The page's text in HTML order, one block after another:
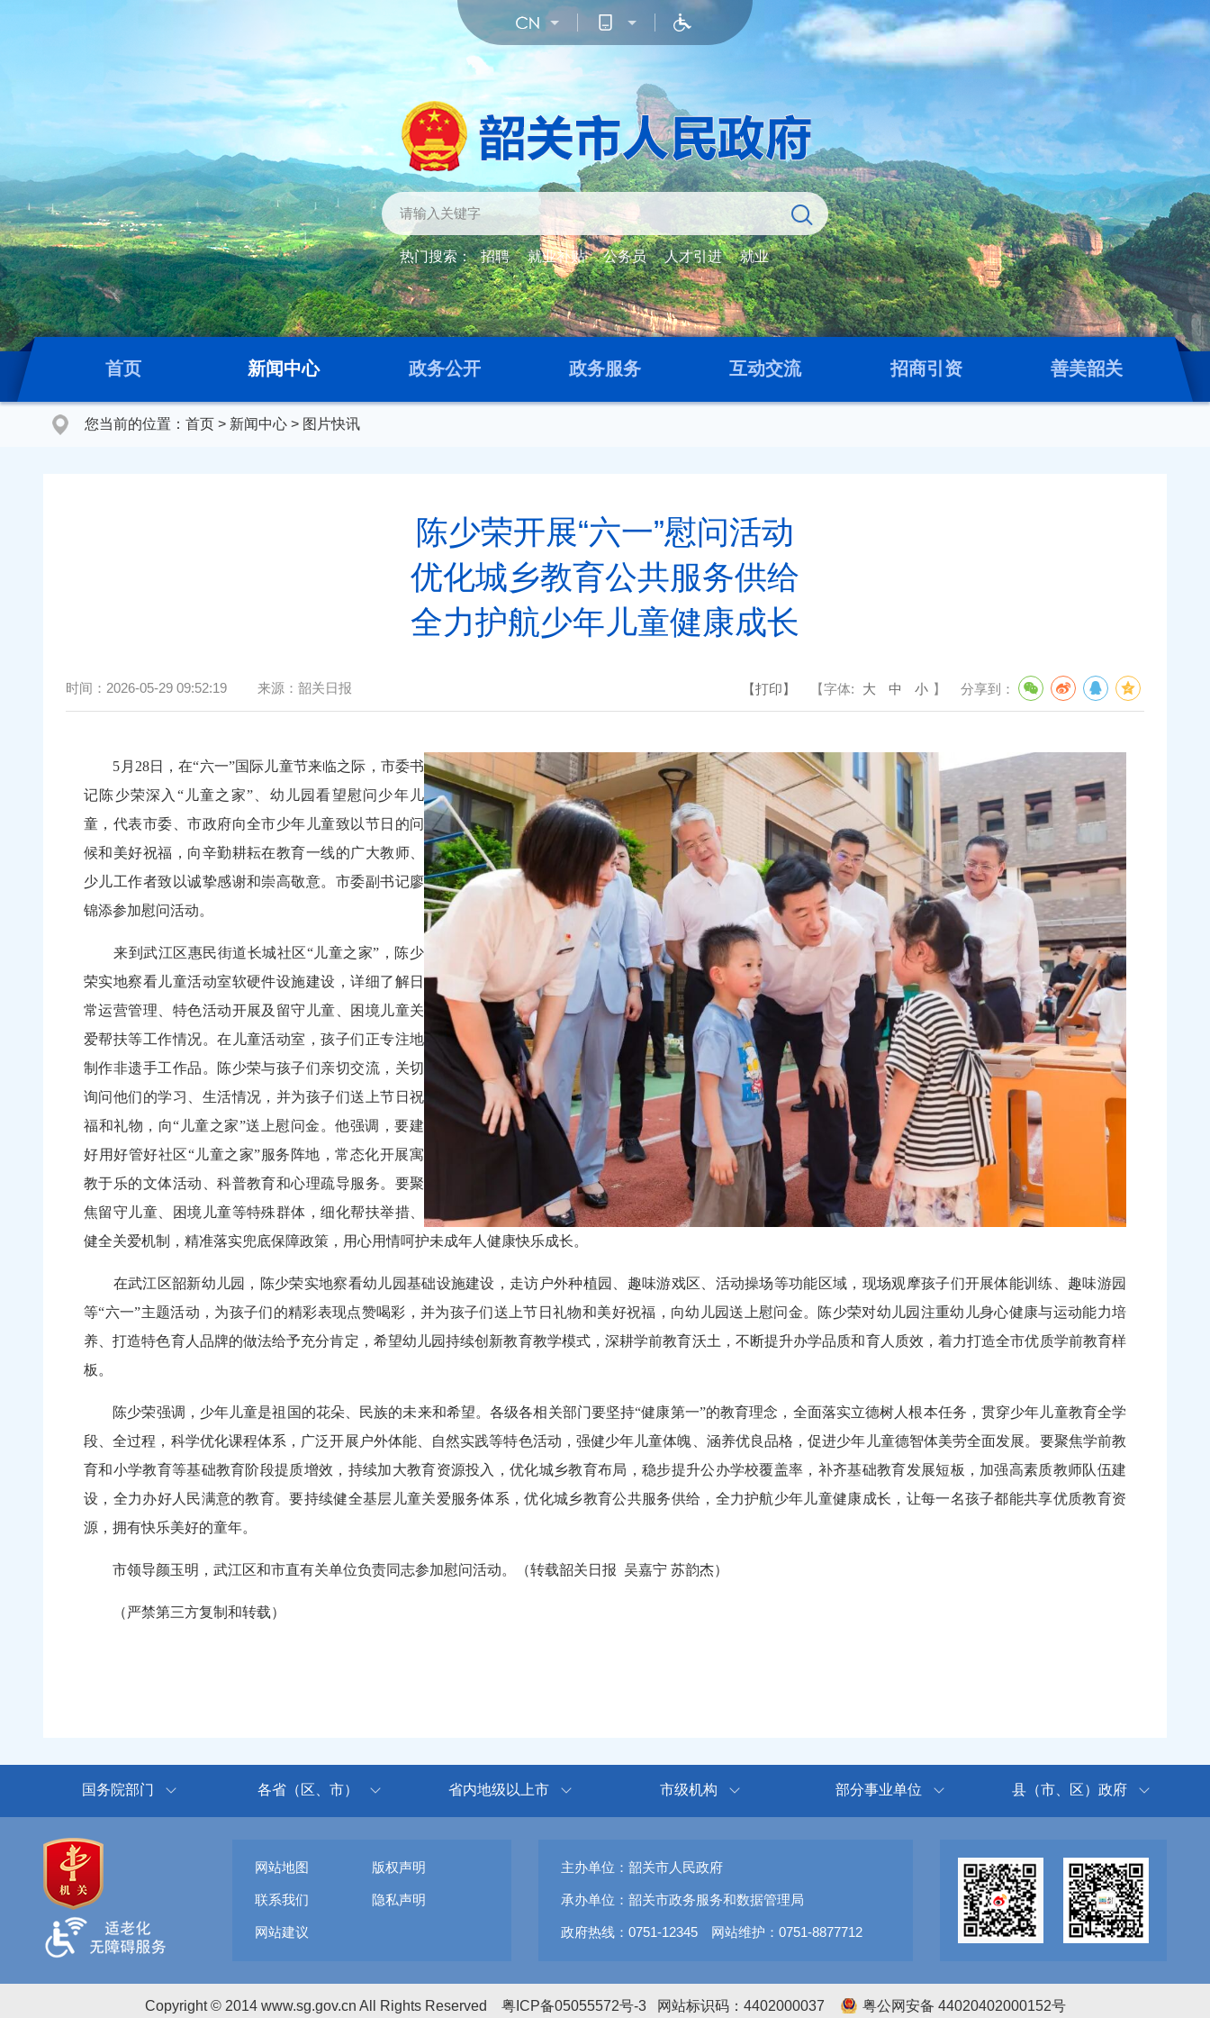
热门搜索： 招聘 就业补贴 公务员 人才引进 就业
首页 新闻中心 政务公开 政务服务 互动交流 招商引资 善美韶关
您当前的位置： 首页 > 新闻中心 > 图片快讯
陈少荣开展“六一”慰问活动
优化城乡教育公共服务供给
全力护航少年儿童健康成长
时间： 2026-05-29 09:52:19 来源： 韶关日报 【打印】 【字体: 大 中 小 】 分享到：
5月28日，在“六一”国际儿童节来临之际，市委书
记陈少荣深入“儿童之家”、幼儿园看望慰问少年儿
童，代表市委、市政府向全市少年儿童致以节日的问
候和美好祝福，向辛勤耕耘在教育一线的广大教师、
少儿工作者致以诚挚感谢和崇高敬意。市委副书记廖
锦添参加慰问活动。
来到武江区惠民街道长城社区“儿童之家”，陈少
荣实地察看儿童活动室软硬件设施建设，详细了解日
常运营管理、特色活动开展及留守儿童、困境儿童关
爱帮扶等工作情况。在儿童活动室，孩子们正专注地
制作非遗手工作品。陈少荣与孩子们亲切交流，关切
询问他们的学习、生活情况，并为孩子们送上节日祝
福和礼物，向“儿童之家”送上慰问金。他强调，要建
好用好管好社区“儿童之家”服务阵地，常态化开展寓
教于乐的文体活动、科普教育和心理疏导服务。要聚
焦留守儿童、困境儿童等特殊群体，细化帮扶举措、
健全关爱机制，精准落实兜底保障政策，用心用情呵护未成年人健康快乐成长。
在武江区韶新幼儿园，陈少荣实地察看幼儿园基础设施建设，走访户外种植园、趣味游戏区、活动操场等功能区域，现场观摩孩子们开展体能训练、趣味游园
等“六一”主题活动，为孩子们的精彩表现点赞喝彩，并为孩子们送上节日礼物和美好祝福，向幼儿园送上慰问金。陈少荣对幼儿园注重幼儿身心健康与运动能力培
养、打造特色育人品牌的做法给予充分肯定，希望幼儿园持续创新教育教学模式，深耕学前教育沃土，不断提升办学品质和育人质效，着力打造全市优质学前教育样
板。
陈少荣强调，少年儿童是祖国的花朵、民族的未来和希望。各级各相关部门要坚持“健康第一”的教育理念，全面落实立德树人根本任务，贯穿少年儿童教育全学
段、全过程，科学优化课程体系，广泛开展户外体能、自然实践等特色活动，强健少年儿童体魄、涵养优良品格，促进少年儿童德智体美劳全面发展。要聚焦学前教
育和小学教育等基础教育阶段提质增效，持续加大教育资源投入，优化城乡教育布局，稳步提升公办学校覆盖率，补齐基础教育发展短板，加强高素质教师队伍建
设，全力办好人民满意的教育。要持续健全基层儿童关爱服务体系，优化城乡教育公共服务供给，全力护航少年儿童健康成长，让每一名孩子都能共享优质教育资
源，拥有快乐美好的童年。
市领导颜玉明，武江区和市直有关单位负责同志参加慰问活动。（转载韶关日报 吴嘉宁 苏韵杰）
（严禁第三方复制和转载）
国务院部门 各省（区、市） 省内地级以上市 市级机构 部分事业单位 县（市、区）政府
网站地图 版权声明
联系我们 隐私声明
网站建议
主办单位：韶关市人民政府
承办单位：韶关市政务服务和数据管理局
政府热线：0751-12345 网站维护：0751-8877712
Copyright © 2014 www.sg.gov.cn All Rights Reserved 粤ICP备05055572号-3网站标识码：4402000037 粤公网安备 44020402000152号